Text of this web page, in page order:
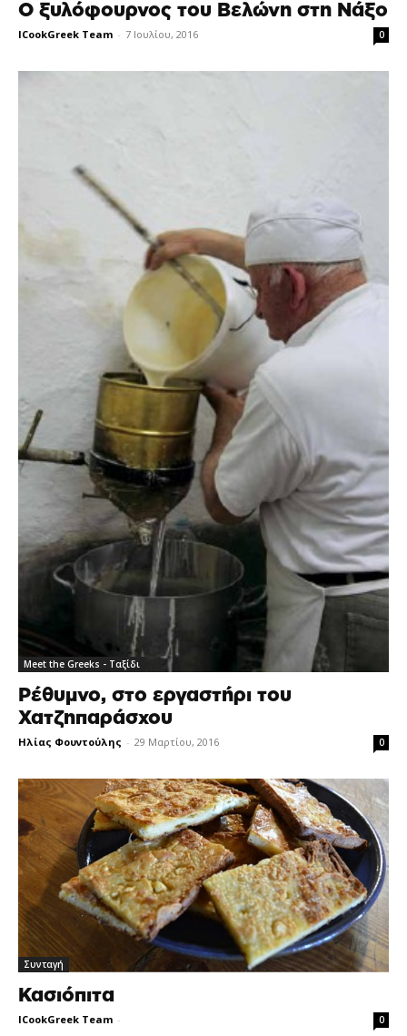
Ο ξυλόφουρνος του Βελώνη στη Νάξο
ICookGreek Team - 7 Ιουλίου, 2016 0
Meet the Greeks - Ταξίδι
Ρέθυμνο, στο εργαστήρι του
Χατζηπαράσχου
Ηλίας Φουντούλης - 29 Μαρτίου, 2016 0
Συνταγή
Κασιόπιτα
ICookGreek Team - 0